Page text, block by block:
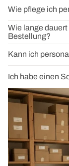
Wie pflege ich
Wie lange
Bestellung?
Kann ich
Ich habe einen